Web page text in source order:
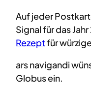
Auf jeder
Signal für das
Rezeptfür
ars navigandi
Globus ein.